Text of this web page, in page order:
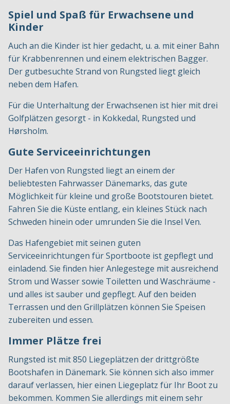
Spiel und Spaß für Erwachsene und
Kinder
Auch an die Kinder ist hier gedacht, u. a. mit einer Bahn
für Krabbenrennen und einem elektrischen Bagger.
Der gutbesuchte Strand von Rungsted liegt gleich
neben dem Hafen.
Für die Unterhaltung der Erwachsenen ist hier mit drei
Golfplätzen gesorgt - in Kokkedal, Rungsted und
Hørsholm.
Gute Serviceeinrichtungen
Der Hafen von Rungsted liegt an einem der
beliebtesten Fahrwasser Dänemarks, das gute
Möglichkeit für kleine und große Bootstouren bietet.
Fahren Sie die Küste entlang, ein kleines Stück nach
Schweden hinein oder umrunden Sie die Insel Ven.
Das Hafengebiet mit seinen guten
Serviceeinrichtungen für Sportboote ist gepflegt und
einladend. Sie finden hier Anlegestege mit ausreichend
Strom und Wasser sowie Toiletten und Waschräume -
und alles ist sauber und gepflegt. Auf den beiden
Terrassen und den Grillplätzen können Sie Speisen
zubereiten und essen.
Immer Plätze frei
Rungsted ist mit 850 Liegeplätzen der drittgrößte
Bootshafen in Dänemark. Sie können sich also immer
darauf verlassen, hier einen Liegeplatz für Ihr Boot zu
bekommen. Kommen Sie allerdings mit einem sehr